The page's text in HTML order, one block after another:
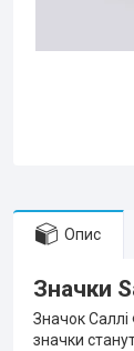
Опис
Значки
Значок Саллі
значки